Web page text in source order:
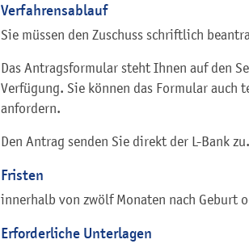
Verfahrensablauf
Sie müssen den Zuschuss schriftlich
Das Antragsformular steht Ihnen auf den
Verfügung. Sie können das Formular
anfordern.
Den Antrag senden Sie direkt der L-Bank zu.
Fristen
innerhalb von zwölf Monaten nach Geburt
Erforderliche Unterlagen